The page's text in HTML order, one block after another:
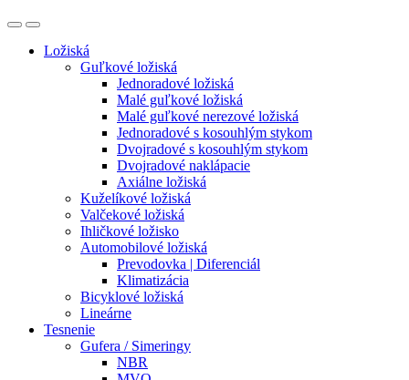
Ložiská
Guľkové ložiská
Jednoradové ložiská
Malé guľkové ložiská
Malé guľkové nerezové ložiská
Jednoradové s kosouhlým stykom
Dvojradové s kosouhlým stykom
Dvojradové naklápacie
Axiálne ložiská
Kuželíkové ložiská
Valčekové ložiská
Ihličkové ložisko
Automobilové ložiská
Prevodovka | Diferenciál
Klimatizácia
Bicyklové ložiská
Lineárne
Tesnenie
Gufera / Simeringy
NBR